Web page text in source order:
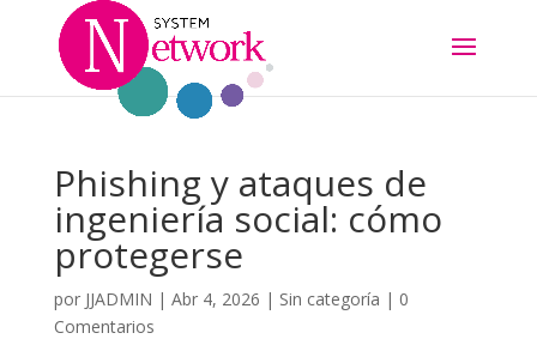
Phishing y ataques de
ingeniería social: cómo
protegerse
por JJADMIN | Abr 4, 2026 | Sin categoría | 0
Comentarios